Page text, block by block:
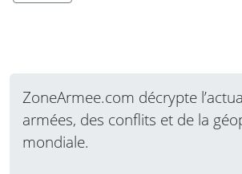
ZoneArmee.com décrypte
armées, des conflits et de la
mondiale.